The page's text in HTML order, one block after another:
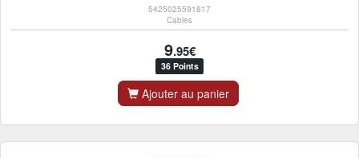
5425025591817
Cables
9.95€
36 Points
Ajouter au panier